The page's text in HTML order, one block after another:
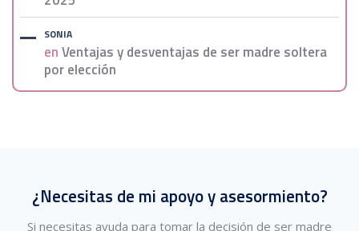
SONIA
enVentajas y desventajas de ser madre soltera
por elección
¿Necesitas de mi apoyo y asesormiento?
Si necesitas ayuda para tomar la decisión de ser madre